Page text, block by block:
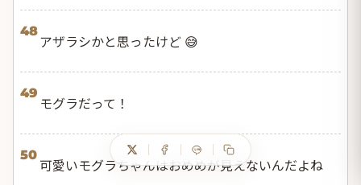
48
アザラシかと思ったけど 😅
49
モグラだって！
50
可愛いモグラちゃんはおめめが見えないんだよね